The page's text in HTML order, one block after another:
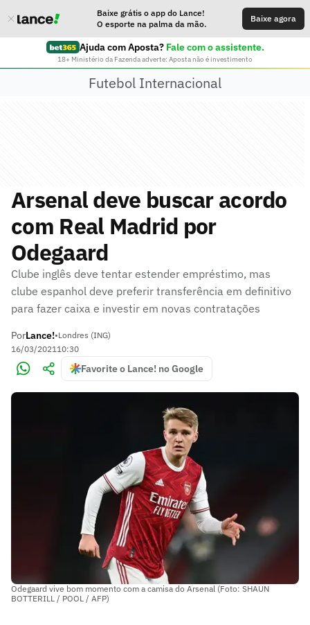
Baixe grátis o app do Lance!
O esporte na palma da mão.
Baixe agora
Ajuda com Aposta? Fale com o assistente.
18+ Ministério da Fazenda adverte: Aposta não é investimento
Futebol Internacional
Arsenal deve buscar acordo
com Real Madrid por
Odegaard
Clube inglês deve tentar estender empréstimo, mas
clube espanhol deve preferir transferência em definitivo
para fazer caixa e investir em novas contratações
PorLance!•Londres (ING)
16/03/202110:30
Favorite o Lance! no Google
Odegaard vive bom momento com a camisa do Arsenal (Foto: SHAUN
BOTTERILL / POOL / AFP)